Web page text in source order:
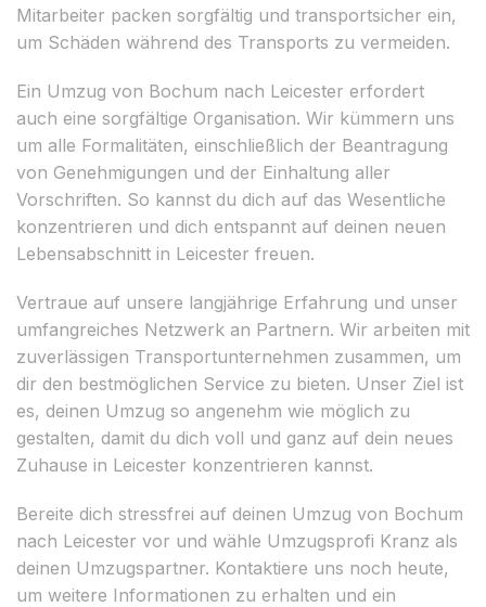
Mitarbeiter packen sorgfältig und transportsicher ein,
um Schäden während des Transports zu vermeiden.
Ein Umzug von Bochum nach Leicester erfordert
auch eine sorgfältige Organisation. Wir kümmern uns
um alle Formalitäten, einschließlich der Beantragung
von Genehmigungen und der Einhaltung aller
Vorschriften. So kannst du dich auf das Wesentliche
konzentrieren und dich entspannt auf deinen neuen
Lebensabschnitt in Leicester freuen.
Vertraue auf unsere langjährige Erfahrung und unser
umfangreiches Netzwerk an Partnern. Wir arbeiten mit
zuverlässigen Transportunternehmen zusammen, um
dir den bestmöglichen Service zu bieten. Unser Ziel ist
es, deinen Umzug so angenehm wie möglich zu
gestalten, damit du dich voll und ganz auf dein neues
Zuhause in Leicester konzentrieren kannst.
Bereite dich stressfrei auf deinen Umzug von Bochum
nach Leicester vor und wähle Umzugsprofi Kranz als
deinen Umzugspartner. Kontaktiere uns noch heute,
um weitere Informationen zu erhalten und ein